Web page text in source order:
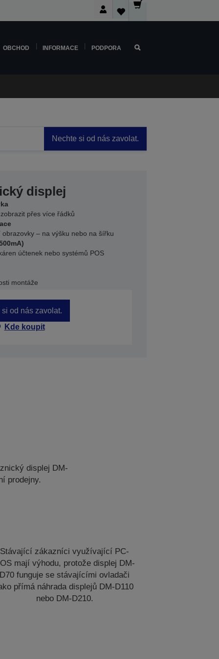
OBCHOD INFORMACE PODPORA
Nechte si od nás zavolat.
displej
přes více řádků
– na výšku nebo na šířku
účtenek nebo systémů POS
montáže
od nás zavolat.
Kde koupit
displej DM-
prodejny.
Stávající zákazníci využívající PC-
mají výhodu, protože displej DM-
D70 funguje se stávajícími ovladači
přímá náhrada displejů DM-D110
nebo DM-D210.